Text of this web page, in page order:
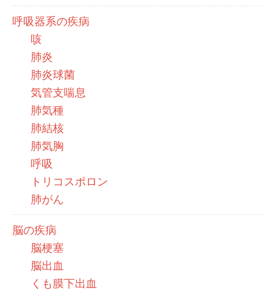
呼吸器系の疾病
咳
肺炎
肺炎球菌
気管支喘息
肺気種
肺結核
肺気胸
呼吸
トリコスポロン
肺がん
脳の疾病
脳梗塞
脳出血
くも膜下出血